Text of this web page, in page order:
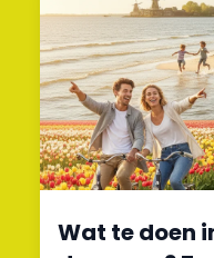
Wat te doen